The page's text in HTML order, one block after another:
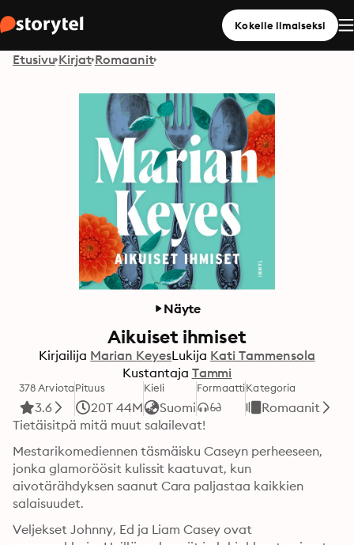
Kokeile ilmaiseksi
Etusivu Kirjat Romaanit
Näyte
Aikuiset ihmiset
Kirjailija Marian KeyesLukija Kati Tammensola
Kustantaja Tammi
378 Arviota
3.6
Pituus
20T 44M
Kieli
Suomi
FormaattiKategoria
Romaanit
Tietäisitpä mitä muut salailevat!
Mestarikomediennen täsmäisku Caseyn perheeseen,
jonka glamoröösit kulissit kaatuvat, kun
aivotärähdyksen saanut Cara paljastaa kaikkien
salaisuudet.
Veljekset Johnny, Ed ja Liam Casey ovat